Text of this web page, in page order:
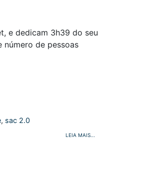
e dedicam 3h39 do seu
número de pessoas
, sac 2.0
LEIA MAIS...